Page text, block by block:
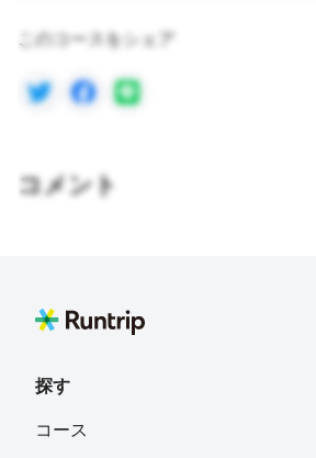
このコースをシェア
コメント
探す
コース